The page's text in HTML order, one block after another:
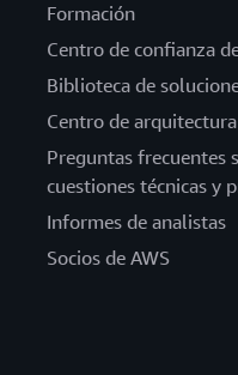
Formación
Centro de confianza
Biblioteca de
Centro de arquitectura
Preguntas frecuentes
cuestiones técnicas y
Informes de analistas
Socios de AWS